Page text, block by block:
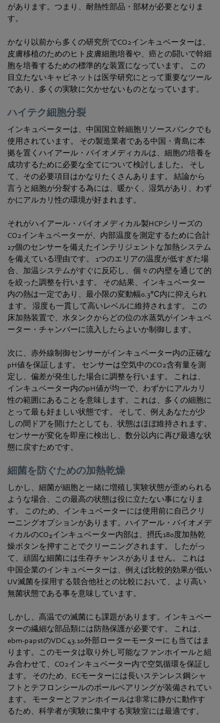
があります。つまり、耐熱性部品・部材が必要となりま
す。
かなり以前から多くの研究所でCO2インキュベーターは、
皮膚移植のためのヒト皮膚細胞培養や、癌との闘いで幹細
胞を培養するための標準的な装置になっています。 この
目立たないキャビネットは医学研究にとって重要なツール
であり、多くの実験に欠かせないものとなっています。
ハイテク細胞分裂
インキュベーターは、中国国立幹細胞リソースバンクでも
使用されています。 その製造業者である中国・青島に本
拠を置くハイアール・バイオメディカルは、細胞の培養を
成功するために必要な全てについて検討しました。 そし
て、その必要項目はかなりたくさんあります。 結論から
言うと細胞が分裂する為には、暖かく、湿気があり、わず
かにアルカリ性の環境が好まれます。
それがハイアール・バイオメディカル製HCPシリーズの
CO2インキュベーターが、内部温度を測定するために合計
27個のセンサーを備えたインテリジェントな加熱システム
を備えている理由です。 1つのエリアの温度が低すぎた場
合、加温システムがすぐに反応し、個々の内壁を通じて的
を絞った調整を行います。 その結果、インキュベーター
内の熱は一定であり、最小限の変動幅0.3℃内に抑えられ
ます。 湿度も一貫して高いレベルに維持されます。 この
床加熱装置で、水タンクからどの位の水蒸気がインキュベ
ーター・チャンバーに流入したらよいか制御します。
次に、赤外線制御センサーがインキュベーター内の正確な
pH値を保証します。 センサーは空気中のCO2含有量を測
定し、偏差が発生した場合に調整を行います。 これは、
インキュベーター内のpH値が均一で、わずかにアルカリ
性の範囲にあることを意味します。これは、多くの細胞に
とって最も好ましい状態です。 そして、例えあなたが少
しの間ドアを開けたとしても、状態はほぼ維持されます。
センサーが変化を即座に検出し、数分以内に再び最適な状
態に戻すためです。
細菌を防ぐための加熱乾燥
しかし、細菌が細胞と一緒に増殖し実験状態が歪められる
ような場合、この最高の状態は役に立たない事になりま
す。 このため、インキュベーターには使用前に自己クリ
ーニングオプションがあります。ハイアール・バイオメデ
ィカルのCO₂インキュベーター内部は、摂氏180度加熱乾
燥ボタンを押すことでクリーニングされます。 したがっ
て、頑固な細菌には生存チャンスがありません。 これは
中国企業のインキュベーターは、例えば比較的効果が低い
UV滅菌を採用する競合他社との比較において、より高い
無菌状態である事を意味しています。
しかし、高温での滅菌にも課題があります。インキュベー
ターの繊細な部品類には防熱保護が必要です。 これは、
ebm‑papstのVDC 43.10外部ローターモーターにも当てはま
ります。このモータは取り外し可能なファンホイールと組
み合わせて、CO2インキュベーター内で空気循環を保証し
ます。 そのため、ECモーターには長いステンレス鋼シャ
フトとテフロンシールのボールベアリングが装備されてい
ます。 モーターとファンホイールは非常に静かに動作す
るため、科学者が実験に集中する実験室には最適です。